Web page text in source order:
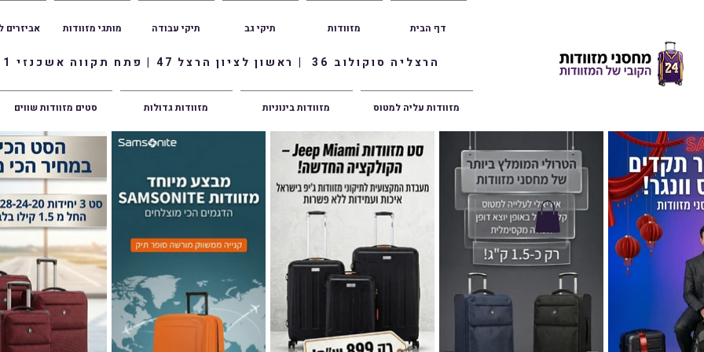
הרצליה סוקולוב 36 | ראשון לציון הרצל 47 | פתח תקווה אשכנזי 1
אביזרים מותגי מזוודות תיקי עבודה תיקי גב מזוודות דף הבית
סטים מזוודות שווים מזוודות גדולות מזוודות בינוניות מזוודות עליה למטוס